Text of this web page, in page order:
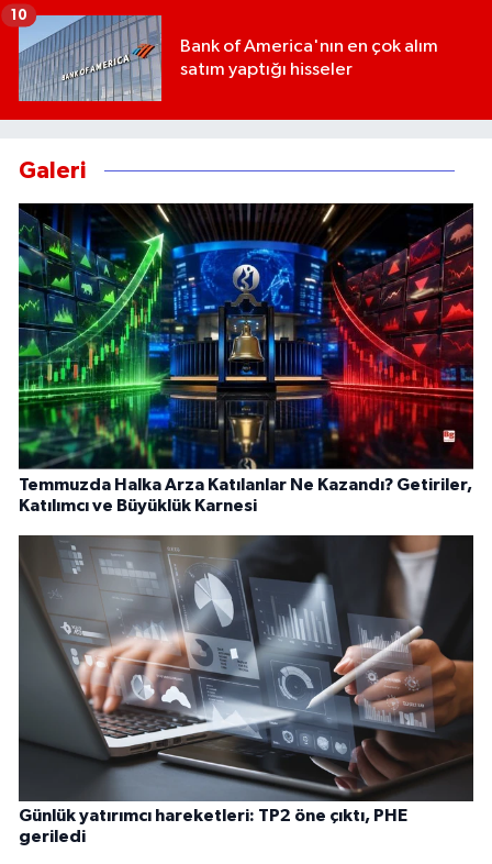
Bank of America'nın en çok alım
satım yaptığı hisseler
10
Galeri
Temmuzda Halka Arza Katılanlar Ne Kazandı? Getiriler,
Katılımcı ve Büyüklük Karnesi
Günlük yatırımcı hareketleri: TP2 öne çıktı, PHE
geriledi